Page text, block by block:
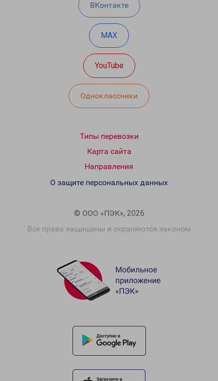
ВКонтакте
MAX
YouTube
Одноклассники
Типы перевозки
Карта сайта
Направления
© ООО «ПЭК», 2026
Все права защищены и охраняются законом
О защите персональных данных